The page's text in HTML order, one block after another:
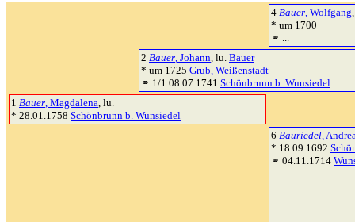
4 Bauer, Wolfgang
* um 1700
⚭ ...
2 Bauer, Johann, lu. Bauer
* um 1725 Grub, Weißenstadt
⚭ 1/1 08.07.1741 Schönbrunn b. Wunsiedel
1 Bauer, Magdalena, lu.
* 28.01.1758 Schönbrunn b. Wunsiedel
6 Bauriedel,
* 18.09.1692
⚭ 04.11.1714